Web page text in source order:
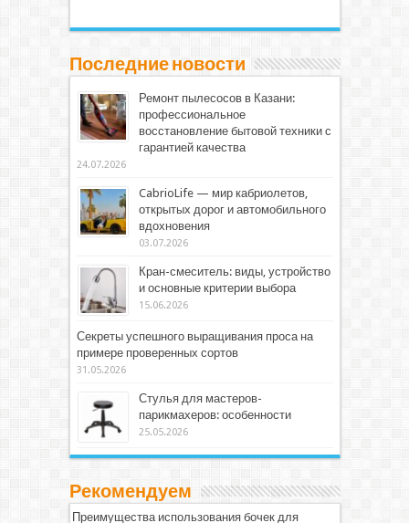
Последние новости
Ремонт пылесосов в Казани:
профессиональное
восстановление бытовой техники с
гарантией качества
24.07.2026
CabrioLife — мир кабриолетов,
открытых дорог и автомобильного
вдохновения
03.07.2026
Кран-смеситель: виды, устройство
и основные критерии выбора
15.06.2026
Секреты успешного выращивания проса на
примере проверенных сортов
31.05.2026
Стулья для мастеров-
парикмахеров: особенности
25.05.2026
Рекомендуем
Преимущества использования бочек для